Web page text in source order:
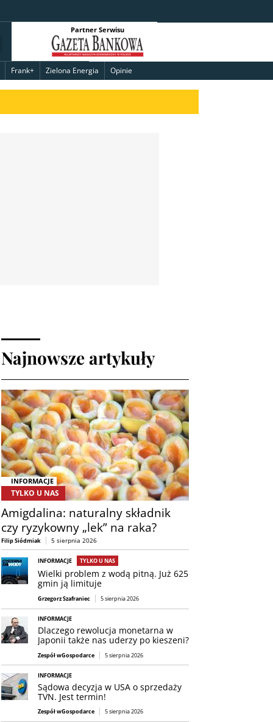
Partner Serwisu
Frank+ Zielona Energia Opinie
Najnowsze artykuły
INFORMACJE
TYLKO U NAS
Amigdalina: naturalny składnik
czy ryzykowny „lek” na raka?
Filip Siódmiak 5 sierpnia 2026
INFORMACJE TYLKO U NAS
Wielki problem z wodą pitną. Już 625
gmin ją limituje
Grzegorz Szafraniec 5 sierpnia 2026
INFORMACJE
Dlaczego rewolucja monetarna w
Japonii także nas uderzy po kieszeni?
Zespół wGospodarce 5 sierpnia 2026
INFORMACJE
Sądowa decyzja w USA o sprzedaży
TVN. Jest termin!
Zespół wGospodarce 5 sierpnia 2026